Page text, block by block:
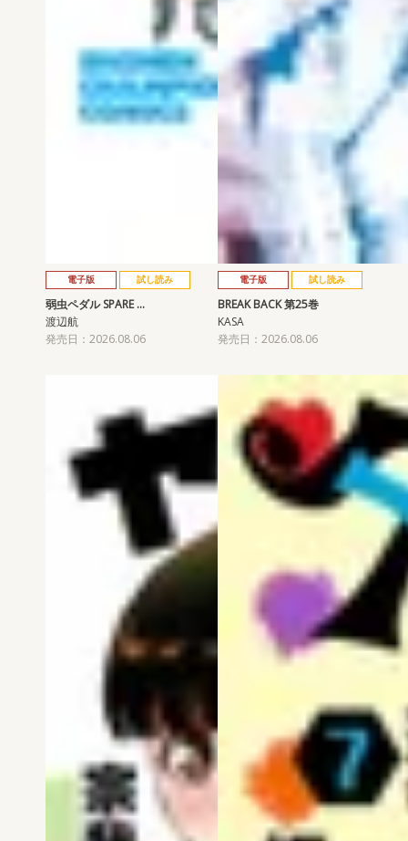
電子版 試し読み
弱虫ペダル SPARE …
渡辺航
発売日：2026.08.06
電子版 試し読み
BREAK BACK 第25巻
KASA
発売日：2026.08.06